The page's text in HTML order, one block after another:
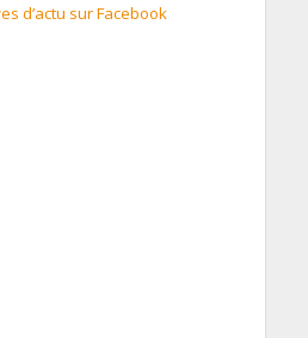
d’actu sur Facebook